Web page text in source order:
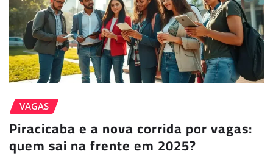
VAGAS
Piracicaba e a nova corrida por vagas:
quem sai na frente em 2025?